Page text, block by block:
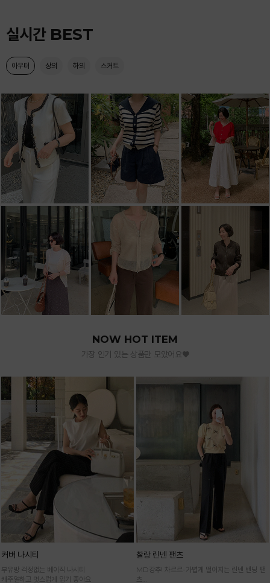
실시간 BEST
아우터 상의 하의 스커트
NOW HOT ITEM
가장 인기 있는 상품만 모았어요♥
커버 나시티
부유방 걱정없는 베이직 나시티
캐주얼하고 멋스럽게 입기 좋아요
찰랑 린넨 팬츠
MD강추! 차르르-가볍게 떨어지는 린넨 밴딩 팬
츠